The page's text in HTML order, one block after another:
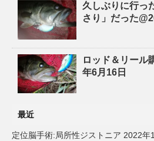
久しぶりに行っ
さり」だった
ロッド＆リール
年6月16日
最近
定位脳手術:局所性ジストニア 2022年